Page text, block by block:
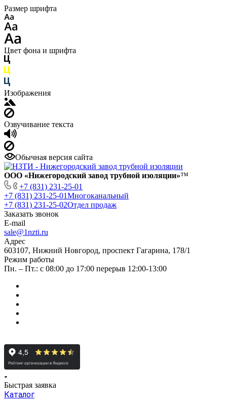
Размер шрифта
Цвет фона и шрифта
Изображения
Озвучивание текста
Обычная версия сайта
ООО «Нижегородский завод трубной изоляции»™
+7 (831) 231-25-01
+7 (831) 231-25-01Многоканальный
+7 (831) 231-25-02Отдел продаж
Заказать звонок
E-mail
sale@1nzti.ru
Адрес
603107, Нижний Новгород, проспект Гагарина, 178/1
Режим работы
Пн. – Пт.: с 08:00 до 17:00 перерыв 12:00-13:00
Быстрая заявка
Каталог